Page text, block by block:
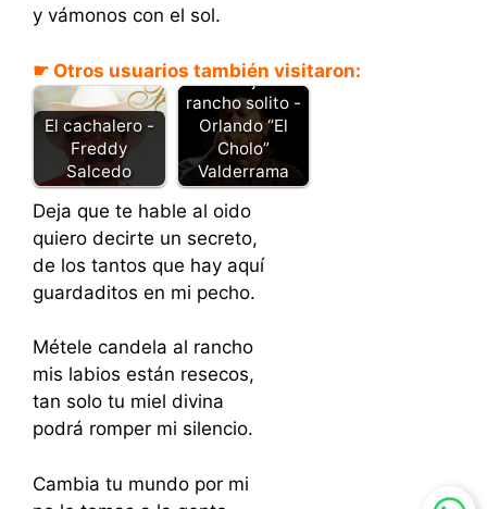
y vámonos con el sol.
☛ Otros usuarios también visitaron:
El cachalero -
Freddy
Salcedo
Me dejó el
rancho solito -
Orlando “El
Cholo”
Valderrama
Deja que te hable al oido
quiero decirte un secreto,
de los tantos que hay aquí
guardaditos en mi pecho.
Métele candela al rancho
mis labios están resecos,
tan solo tu miel divina
podrá romper mi silencio.
Cambia tu mundo por mi